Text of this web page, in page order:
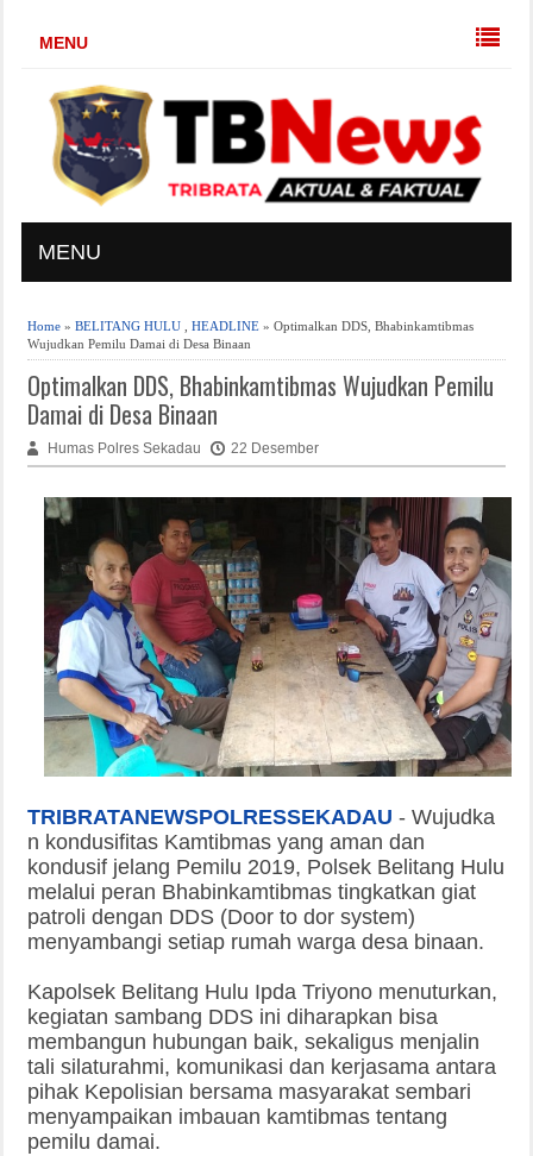
MENU
MENU
Home» BELITANG HULU, HEADLINE» Optimalkan DDS, Bhabinkamtibmas
Wujudkan Pemilu Damai di Desa Binaan
Optimalkan DDS, Bhabinkamtibmas Wujudkan Pemilu
Damai di Desa Binaan
Humas Polres Sekadau 22 Desember
TRIBRATANEWSPOLRESSEKADAU - Wujudka
n kondusifitas Kamtibmas yang aman dan
kondusif jelang Pemilu 2019, Polsek Belitang Hulu
melalui peran Bhabinkamtibmas tingkatkan giat
patroli dengan DDS (Door to dor system)
menyambangi setiap rumah warga desa binaan.
Kapolsek Belitang Hulu Ipda Triyono menuturkan,
kegiatan sambang DDS ini diharapkan bisa
membangun hubungan baik, sekaligus menjalin
tali silaturahmi, komunikasi dan kerjasama antara
pihak Kepolisian bersama masyarakat sembari
menyampaikan imbauan kamtibmas tentang
pemilu damai.